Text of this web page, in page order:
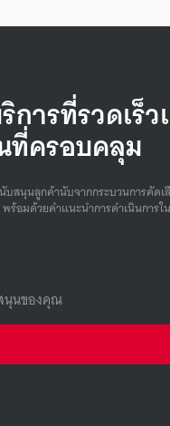
การที่รวดเร็
ที่ครอบคลุม
นับสนุนลูกค้านับจากกระบวนการคัด
ร้อมด้วยคําแนะนําการดําเนินการ
นุนของคุณ